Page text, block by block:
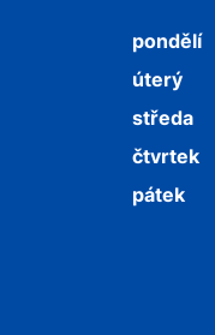
pondělí
úterý
středa
čtvrtek
pátek